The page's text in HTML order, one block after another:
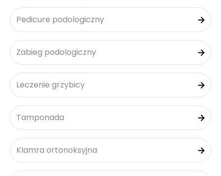
Pedicure podologiczny
Zabieg podologiczny
Leczenie grzybicy
Tamponada
Klamra ortonoksyjna